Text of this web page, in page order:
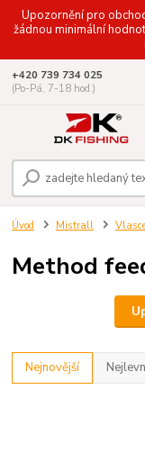
Upozornění pro
žádnou minimální
+420 739 734 025
(Po-Pá, 7-18 hod.)
Úvod Mistrall
Method
Nejnovější